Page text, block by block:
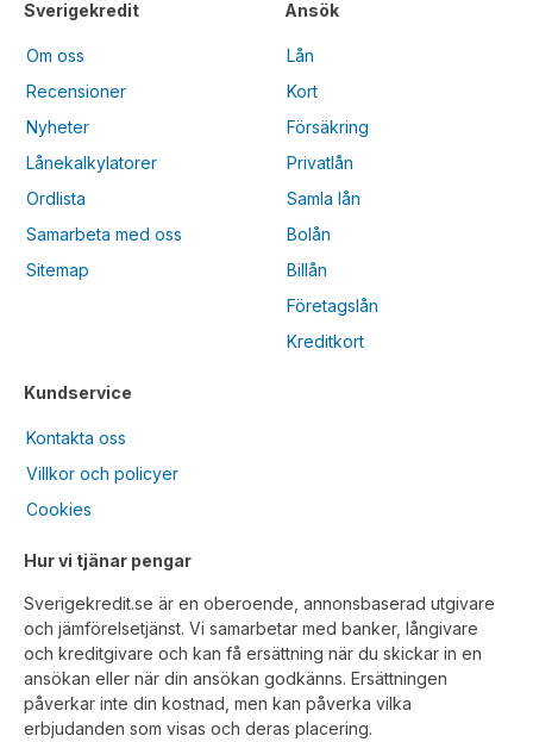
Sverigekredit
Om oss
Recensioner
Nyheter
Lånekalkylatorer
Ordlista
Samarbeta med oss
Sitemap
Kundservice
Kontakta oss
Villkor och policyer
Cookies
Ansök
Lån
Kort
Försäkring
Privatlån
Samla lån
Bolån
Billån
Företagslån
Kreditkort
Hur vi tjänar pengar
Sverigekredit.se är en oberoende, annonsbaserad utgivare
och jämförelsetjänst. Vi samarbetar med banker, långivare
och kreditgivare och kan få ersättning när du skickar in en
ansökan eller när din ansökan godkänns. Ersättningen
påverkar inte din kostnad, men kan påverka vilka
erbjudanden som visas och deras placering.